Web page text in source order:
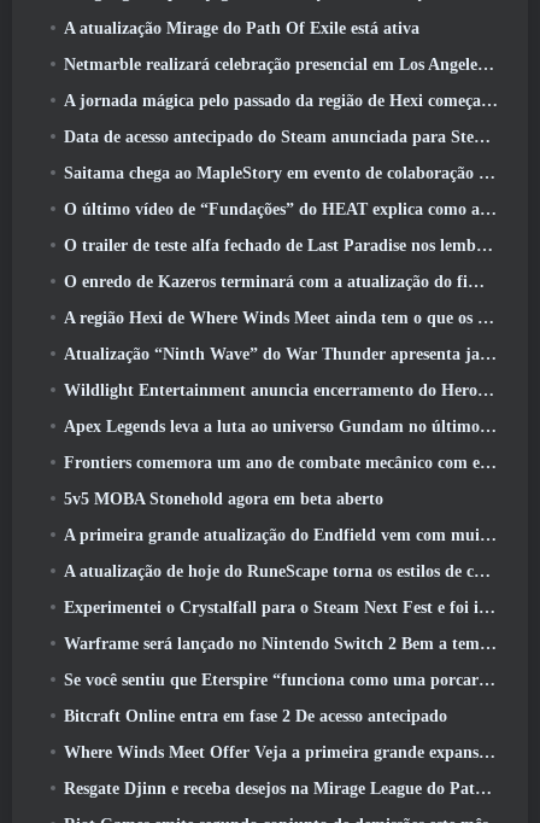
A atualização Mirage do Path Of Exile está ativa
Netmarble realizará celebração presencial em Los Angeles. Antes dos Sete Pecados Capitais: Lançamento de origem
A jornada mágica pelo passado da região de Hexi começa onde os ventos se encontram hoje
Data de acesso antecipado do Steam anunciada para Steampunk ARPG Crystalfall
Saitama chega ao MapleStory em evento de colaboração One-Punch Man
O último vídeo de “Fundações” do HEAT explica como agentes e tanques trabalham juntos
O trailer de teste alfa fechado de Last Paradise nos lembra como é realmente sobreviver ao apocalipse zumbi
O enredo de Kazeros terminará com a atualização do fim do abismo de Lost Ark
A região Hexi de Where Winds Meet ainda tem o que os jogadores amam, ao mesmo tempo que é uma experiência única
Atualização “Ninth Wave” do War Thunder apresenta jatos Rank IX
Wildlight Entertainment anuncia encerramento do Hero Shooter Highguard gratuito
Apex Legends leva a luta ao universo Gundam no último evento de crossover
Frontiers comemora um ano de combate mecânico com eventos de aniversário
5v5 MOBA Stonehold agora em beta aberto
A primeira grande atualização do Endfield vem com muitas otimizações
A atualização de hoje do RuneScape torna os estilos de combate originais do MMORPG mais fáceis de aprender
Experimentei o Crystalfall para o Steam Next Fest e foi isso que aprendi
Warframe será lançado no Nintendo Switch 2 Bem a tempo para a próxima grande atualização, O Shadowgrapher
Se você sentiu que Eterspire “funciona como uma porcaria”, O diretor criativo diz que isso não acontece mais
Bitcraft Online entra em fase 2 De acesso antecipado
Where Winds Meet Offer Veja a primeira grande expansão na transmissão ao vivo Hexi
Resgate Djinn e receba desejos na Mirage League do Path Of Exile